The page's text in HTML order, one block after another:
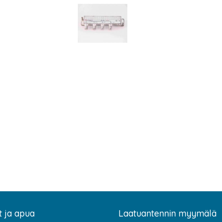
ja apua Laatuantennin myymälä